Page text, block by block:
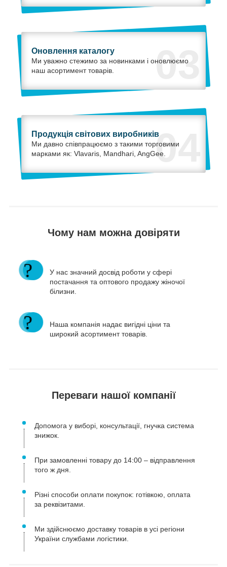
03
Оновлення каталогу
Ми уважно стежимо за новинками і оновлюємо
наш асортимент товарів.
04
Продукція світових виробників
Ми давно співпрацюємо з такими торговими
марками як: Vlavaris, Mandhari, AngGee.
Чому нам можна довіряти
У нас значний досвід роботи у сфері
постачання та оптового продажу жіночої
білизни.
Наша компанія надає вигідні ціни та
широкий асортимент товарів.
Переваги нашої компанії
Допомога у виборі, консультації, гнучка система
знижок.
При замовленні товару до 14:00 – відправлення
того ж дня.
Різні способи оплати покупок: готівкою, оплата
за реквізитами.
Ми здійснюємо доставку товарів в усі регіони
України службами логістики.